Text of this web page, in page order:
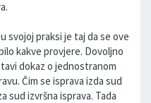
svojoj praksi je taj da se ove
kakve provjere. Dovoljno
dokaz o jednostranom
Čim se isprava izda sud
sud izvršna isprava. Tada